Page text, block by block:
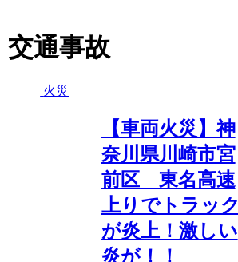
交通事故
火災
【車両火災】神
奈川県川崎市宮
前区 東名高速
上りでトラック
が炎上！激しい
炎が！！